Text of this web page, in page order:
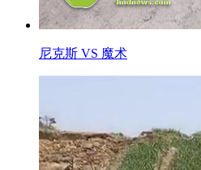
尼克斯 VS 魔术